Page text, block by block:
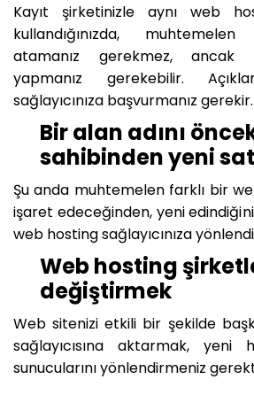
Kayıt şirketinizle aynı web
kullandığınızda,
atamanız gerekmez, ancak
yapmanız gerekebilir.
sağlayıcınıza başvurmanız gerekir.
Bir alan adını
sahibinden yeni
Şu anda muhtemelen farklı bir
işaret edeceğinden, yeni
web hosting sağlayıcınıza
Web hosting
değiştirmek
Web sitenizi etkili bir şekilde
sağlayıcısına aktarmak, yeni
sunucularını yönlendirmeniz